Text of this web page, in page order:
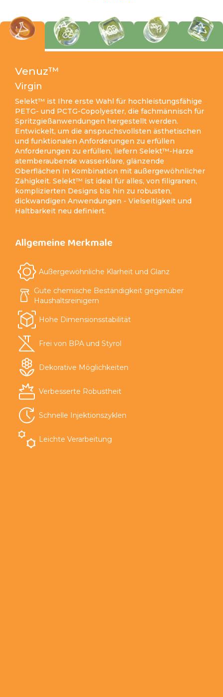
Venuz™
Virgin
Selekt™ ist Ihre erste Wahl für hochleistungsfähige
PETG- und PCTG-Copolyester, die fachmännisch für
Spritzgießanwendungen hergestellt werden.
Entwickelt, um die anspruchsvollsten ästhetischen
und funktionalen Anforderungen zu erfüllen
Anforderungen zu erfüllen, liefern Selekt™-Harze
atemberaubende wasserklare, glänzende
Oberflächen in Kombination mit außergewöhnlicher
Zähigkeit. Selekt™ ist ideal für alles, von filigranen,
komplizierten Designs bis hin zu robusten,
dickwandigen Anwendungen - Vielseitigkeit und
Haltbarkeit neu definiert.
Allgemeine Merkmale
Außergewöhnliche Klarheit und Glanz
Gute chemische Beständigkeit gegenüber
Haushaltsreinigern
Hohe Dimensionsstabilität
Frei von BPA und Styrol
Dekorative Möglichkeiten
Verbesserte Robustheit
Schnelle Injektionszyklen
Leichte Verarbeitung